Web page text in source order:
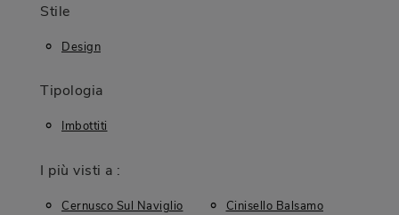
Stile
Design
Tipologia
Imbottiti
I più visti a :
Cernusco Sul Naviglio Cinisello Balsamo